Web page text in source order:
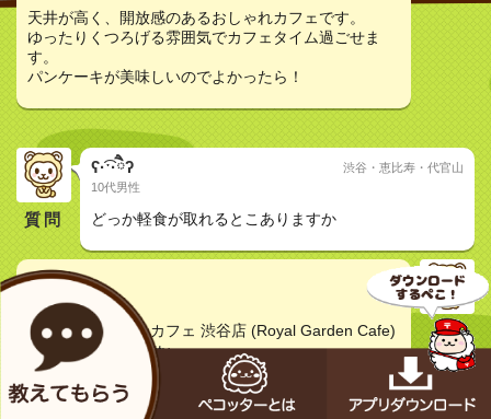
天井が高く、開放感のあるおしゃれカフェです。
ゆったりくつろげる雰囲気でカフェタイム過ごせま
す。
パンケーキが美味しいのでよかったら！
質問
ʕ·͡ˑ·ཻʔ
10代男性
渋谷・恵比寿・代官山
どっか軽食が取れるとこありますか
みたま
ロイヤルガーデンカフェ 渋谷店 (Royal Garden Cafe)
(渋谷/カフェ) - Retty
https://retty.me/area/PRE13/ARE8/SUB802/10000069
8834/